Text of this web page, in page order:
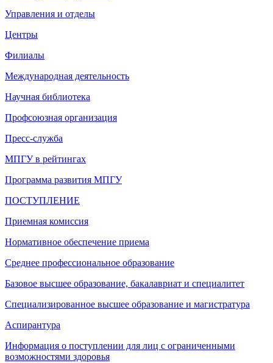
Управления и отделы
Центры
Филиалы
Международная деятельность
Научная библиотека
Профсоюзная организация
Пресс-служба
МПГУ в рейтингах
Программа развития МПГУ
ПОСТУПЛЕНИЕ
Приемная комиссия
Нормативное обеспечение приема
Среднее профессиональное образование
Базовое высшее образование, бакалавриат и специалитет
Специализированное высшее образование и магистратура
Аспирантура
Информация о поступлении для лиц с ограниченными
возможностями здоровья